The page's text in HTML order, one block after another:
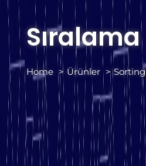
Sıralama
Home Ürünler Sorting